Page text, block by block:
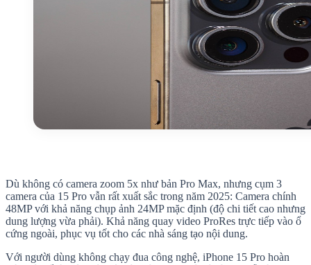
Dù không có camera zoom 5x như bản Pro Max, nhưng cụm 3
camera của 15 Pro vẫn rất xuất sắc trong năm 2025: Camera chính
48MP với khả năng chụp ảnh 24MP mặc định (độ chi tiết cao nhưng
dung lượng vừa phải). Khả năng quay video ProRes trực tiếp vào ổ
cứng ngoài, phục vụ tốt cho các nhà sáng tạo nội dung.
Với người dùng không chạy đua công nghệ, iPhone 15 Pro hoàn